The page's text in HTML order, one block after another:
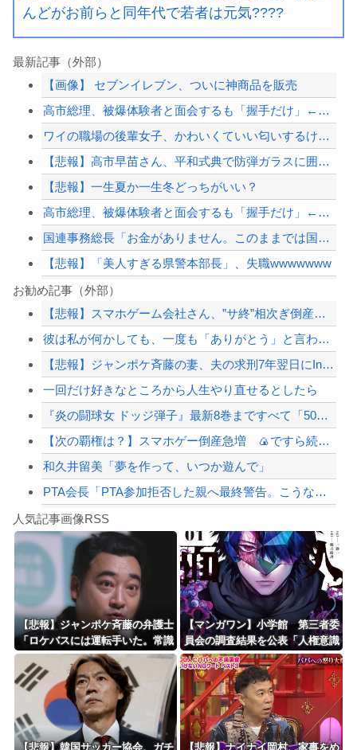
んどがお前らと同年代で若者は元気????
最新記事（外部）
【画像】 セブンイレブン、ついに神商品を販売
高市総理、被爆体験者と面会するも「握手だけ」←何のために会うんだよ…
ワイの職場の後輩女子、かわいくていい匂いするけどマジでとんでもなく無能
【悲報】高市早苗さん、平和式典で防弾ガラスに囲われながらスピーチ
【悲報】一生夏か一生冬どっちがいい？
高市総理、被爆体験者と面会するも「握手だけ」←何のために会うんだよ…
国連事務総長「お金がありません。このままでは国連が完全崩壊します。助けて下さい」
【悲報】「美人すぎる県警本部長」、失職wwwwwww
【おわった】三峡ダム、豪雨で13基の水門を開き大規模放流開始か 下流の工場地帯に...
ジャンポケ斎藤と代理人のやりとり、「地獄すぎて完全にコントになってる……」と衝撃...
【悲報】坂口杏里、逃走ｗｗｗｗｗｗｗｗｗｗｗ
【配信者】「金バエ」のSNS更新が1週間途絶え、様々な憶測が飛び交う。1週間ぶり...
【緊急速報】NYで警官が黒人男性の首を絞め、暴動第二波不可避へ
Powered by livedoor 相互RSS
お勧め記事（外部）
【悲報】スマホゲーム会社さん、”サ終”相次ぎ倒産しまくってる模様
彼は私が何かしても、一度も「ありがとう」と言わない
【悲報】ジャンポケ斉藤の妻、夫の求刑7年翌日にInstagram更新「楽しすぎた...
一回だけ好きなところから人生やり直せるとしたら
『炎の闘球女 ドッジ弾子』最新8巻まですべて「50％ポイント還元」セール！3,5...
【次の覇権は？】スマホゲー倒産急増 🍙ですら続くのに…
和久井留美「夢を作って、いつか遊んで」
PTA会長「PTA参加拒否した親へ最終警告。こうなってもいい？」
【動画】タイのティパンコーン王子が日本人女性とデートか？
8/4のニュース
日本旅行キャンセルすべきか…1万年ぶり史上最大級の火山の兆し＝韓国の反応
更新中止のお知らせ
海外「おめでとうタキ！」リヴァプール南野がバースデーゴール！！
Powered by livedoor 相互RSS
人気記事画像RSS
【悲報】ジャンポケ斉藤の弁護士
「ロケバスには運転手いた。常識
的に考えてフ●ラさせるわけない
でしょ」
【マンガワン】小学館 第三者委
員会の調査結果を公表「人権意識
十分でなかった」 性加害歴ある
漫画家を別名義で起用
【悲報】韓国サッカー協会、ガチ
【悲報】ナイナイ岡村、家事をめ